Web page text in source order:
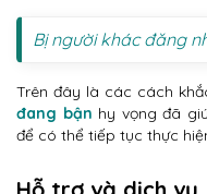
Bị người khác đăng
Trên đây là các cách
đang bận hy vọng đã
để có thể tiếp tục thực